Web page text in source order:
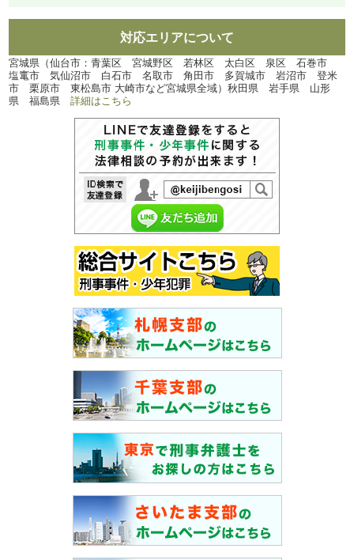
対応エリアについて
宮城県（仙台市：青葉区 宮城野区 若林区 太白区 泉区 石巻市
塩竃市 気仙沼市 白石市 名取市 角田市 多賀城市 岩沼市 登米
市 栗原市 東松島市 大崎市など宮城県全域）秋田県 岩手県 山形
県 福島県詳細はこちら